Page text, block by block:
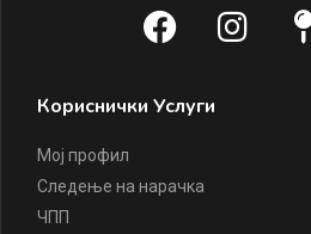
Кориснички Услуги
Мој профил
Следење на нарачка
ЧПП